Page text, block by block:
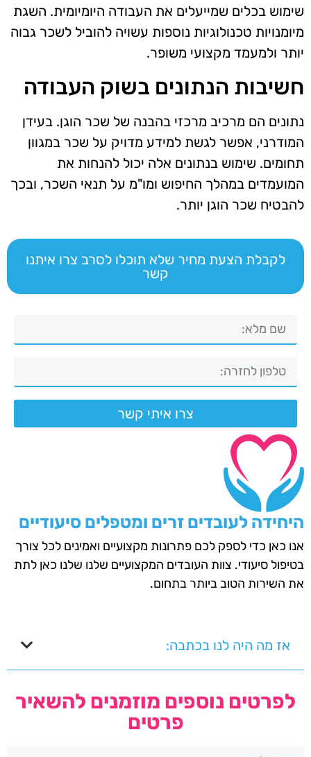
שימוש בכלים שמייעלים את העבודה היומיומית. השגת
מיומנויות טכנולוגיות נוספות עשויה להוביל לשכר גבוה
יותר ולמעמד מקצועי משופר.
חשיבות הנתונים בשוק העבודה
נתונים הם מרכיב מרכזי בהבנה של שכר הוגן. בעידן
המודרני, אפשר לגשת למידע מדויק על שכר במגוון
תחומים. שימוש בנתונים אלה יכול להנחות את
המועמדים במהלך החיפוש ומו"מ על תנאי השכר, ובכך
להבטיח שכר הוגן יותר.
לקבלת הצעת מחיר שלא תוכלו לסרב צרו איתנו
קשר
צרו איתי קשר
היחידה לעובדים זרים ומטפלים סיעודיים
אנו כאן כדי לספק לכם פתרונות מקצועיים ואמינים לכל צורך
בטיפול סיעודי. צוות העובדים המקצועיים שלנו שלנו כאן לתת
את השירות הטוב ביותר בתחום.
אז מה היה לנו בכתבה:
לפרטים נוספים מוזמנים להשאיר
פרטים